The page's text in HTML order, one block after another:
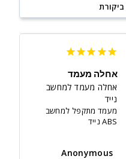
ביקורת
אחלה מעמד
נייד
מעמד מתקפל למחשב
נייד ABS
Anonymous